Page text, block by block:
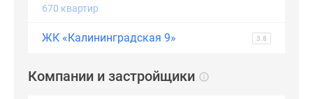
Новостройки
Траншевая
670 квартир
ЖК «Калининградская 9» 3.8
Компании и застройщики